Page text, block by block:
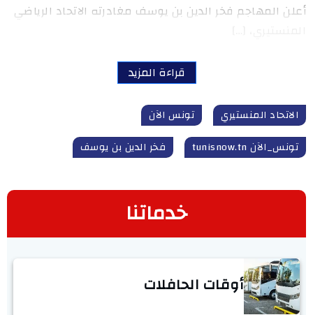
أعلن المهاجم فخر الدين بن يوسف مغادرته الاتحاد الرياضي
قراءة المزيد
الاتحاد المنستيري
تونس الآن
تونس_الآن tunisnow.tn
فخر الدين بن يوسف
خدماتنا
أوقات الحافلات